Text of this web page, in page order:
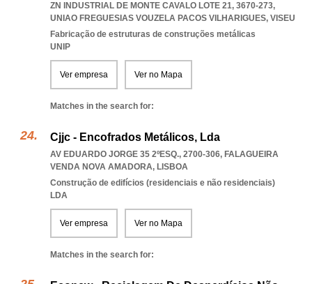
ZN INDUSTRIAL DE MONTE CAVALO LOTE 21, 3670-273,
UNIAO FREGUESIAS VOUZELA PACOS VILHARIGUES, VISEU
Fabricação de estruturas de construções metálicas
UNIP
Ver empresa Ver no Mapa
Matches in the search for:
Cjjc - Encofrados Metálicos, Lda
AV EDUARDO JORGE 35 2ºESQ., 2700-306, FALAGUEIRA
VENDA NOVA AMADORA, LISBOA
Construção de edifícios (residenciais e não residenciais)
LDA
Ver empresa Ver no Mapa
Matches in the search for: